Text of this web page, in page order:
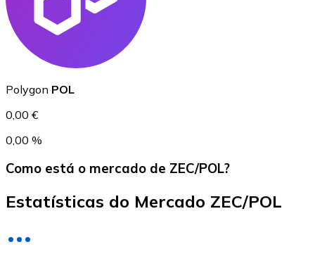
USD Coin
USDC
Polygon POL
0,00 €
0,00 %
Como está o mercado de ZEC/POL?
Estatísticas do Mercado ZEC/POL